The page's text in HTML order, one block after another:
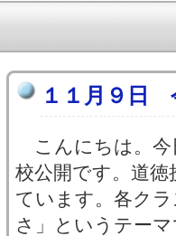
１１月９日
こんにちは。今
校公開です。道徳
ています。各ク
さ」というテー